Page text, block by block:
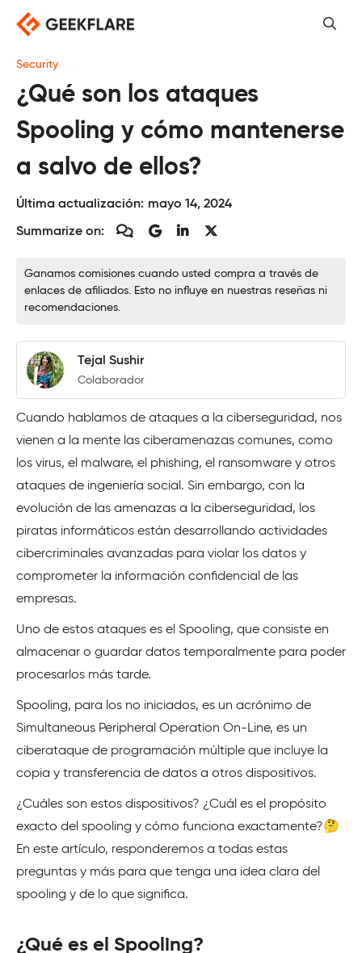
Saltar
contenido
Security
¿Qué son los ataques
Spooling y cómo mantenerse
a salvo de ellos?
Última actualización: mayo 14, 2024
Summarize on:
Ganamos comisiones cuando usted compra a través de
enlaces de afiliados. Esto no influye en nuestras reseñas ni
recomendaciones.
Tejal Sushir
Colaborador
Cuando hablamos de ataques a la ciberseguridad, nos
vienen a la mente las ciberamenazas comunes, como
los virus, el malware, el phishing, el ransomware y otros
ataques de ingeniería social. Sin embargo, con la
evolución de las amenazas a la ciberseguridad, los
piratas informáticos están desarrollando actividades
cibercriminales avanzadas para violar los datos y
comprometer la información confidencial de las
empresas.
Uno de estos ataques es el Spooling, que consiste en
almacenar o guardar datos temporalmente para poder
procesarlos más tarde.
Spooling, para los no iniciados, es un acrónimo de
Simultaneous Peripheral Operation On-Line, es un
ciberataque de programación múltiple que incluye la
copia y transferencia de datos a otros dispositivos.
¿Cuáles son estos dispositivos? ¿Cuál es el propósito
exacto del spooling y cómo funciona exactamente?🤔
En este artículo, responderemos a todas estas
preguntas y más para que tenga una idea clara del
spooling y de lo que significa.
¿Qué es el Spooling?